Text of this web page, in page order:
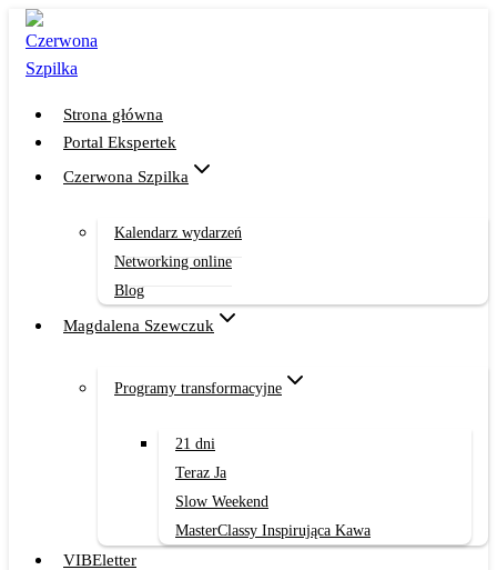
Przejdź
treści
Strona główna
Portal Ekspertek
Czerwona Szpilka
Kalendarz wydarzeń
Networking online
Blog
Magdalena Szewczuk
Programy transformacyjne
21 dni
Teraz Ja
Slow Weekend
MasterClassy Inspirująca Kawa
VIBEletter